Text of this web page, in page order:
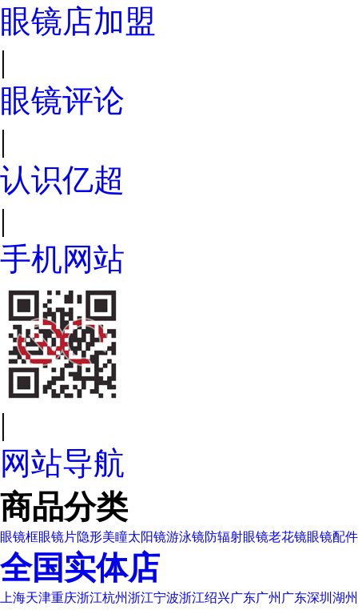
眼镜店加盟
|
眼镜评论
|
认识亿超
|
手机网站
|
网站导航
商品分类
眼镜框眼镜片隐形美瞳太阳镜游泳镜防辐射眼镜老花镜眼镜配件
全国实体店
上海天津重庆浙江杭州浙江宁波浙江绍兴广东广州 广东深圳 湖